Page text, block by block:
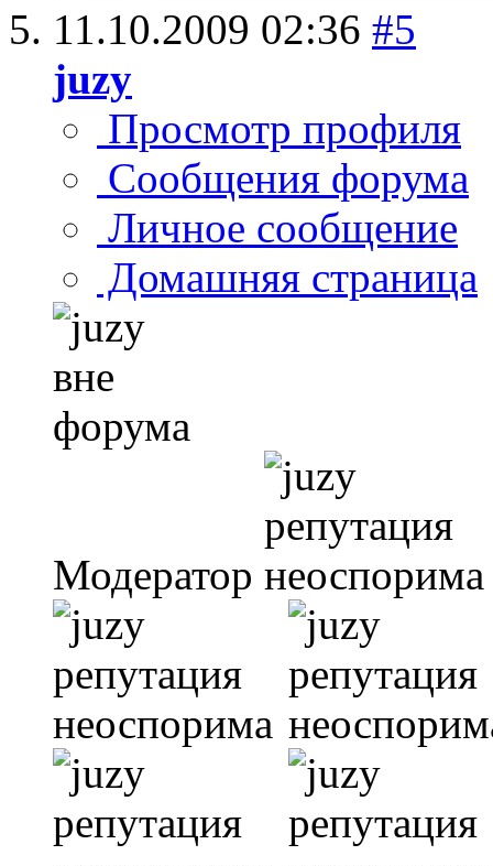
11.10.2009 02:36 #5
juzy
Просмотр профиля
Сообщения форума
Личное сообщение
Домашняя страница
Модератор